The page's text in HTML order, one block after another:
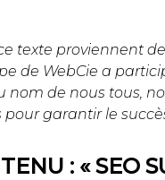
texte proviennent
de WebCie a
nom de nous tous,
garantir le
: « SEO